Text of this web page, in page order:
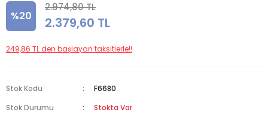
%20
2.974,80 TL
2.379,60 TL
249,86 TL den başlayan taksitlerle!!
Stok Kodu
F6680
Stok Durumu
Stokta Var